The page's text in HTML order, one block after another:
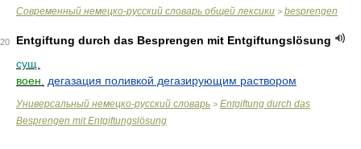
Современный немецко-русский словарь общей лексики > besprengen
20
Entgiftung durch das Besprengen mit Entgiftungslösung
сущ.
воен.
дегазация поливкой дегазирующим раствором
Универсальный немецко-русский словарь > Entgiftung durch das
Besprengen mit Entgiftungslösung